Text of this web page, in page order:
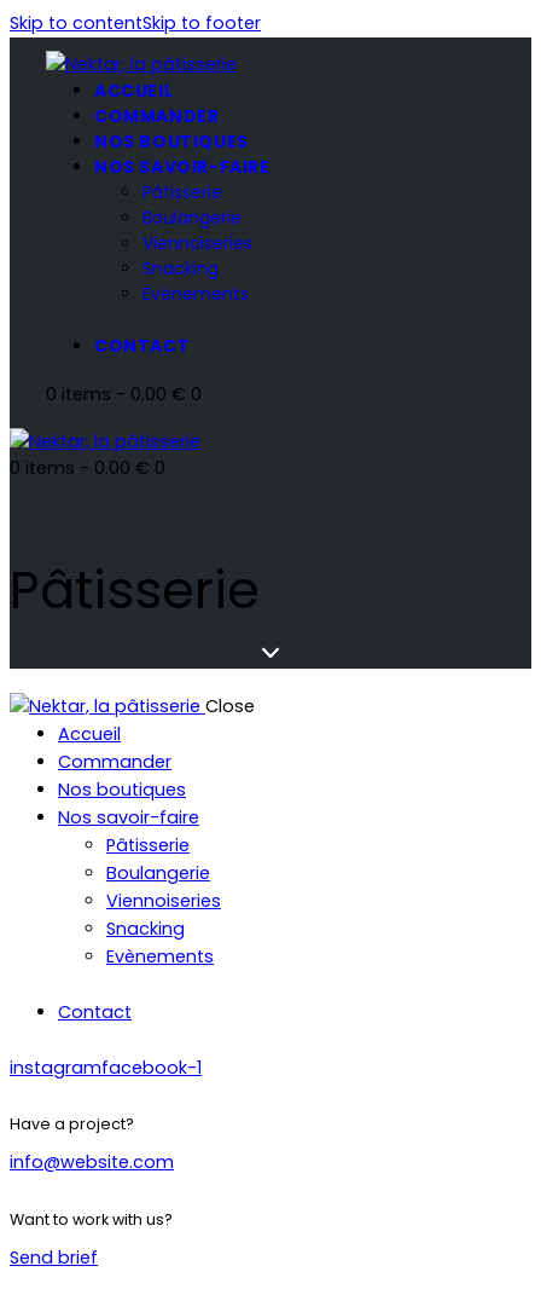
Skip to contentSkip to footer
ACCUEIL
COMMANDER
NOS BOUTIQUES
NOS SAVOIR-FAIRE
Pâtisserie
Boulangerie
Viennoiseries
Snacking
Evènements
CONTACT
0 items - 0.00 € 0
0 items - 0.00 € 0
Pâtisserie
Close
Accueil
Commander
Nos boutiques
Nos savoir-faire
Pâtisserie
Boulangerie
Viennoiseries
Snacking
Evènements
Contact
instagramfacebook-1
Have a project?
info@website.com
Want to work with us?
Send brief